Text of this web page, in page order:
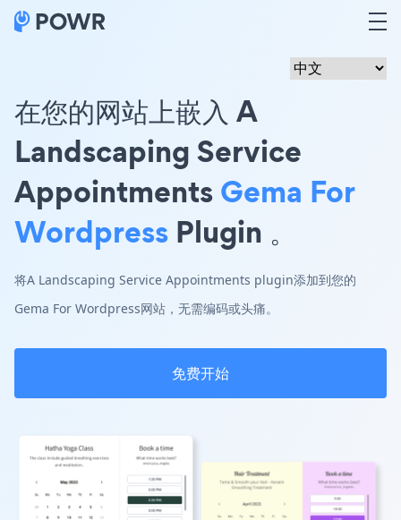
在您的网站上嵌入 A
Landscaping Service
AppointmentsGema For
Wordpress Plugin 。
将A Landscaping Service Appointments plugin添加到您的
Gema For Wordpress网站，无需编码或头痛。
免费开始